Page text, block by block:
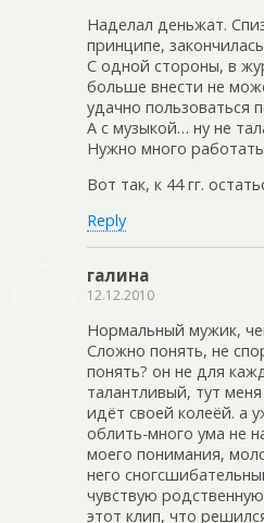
Наделал деньжат.
принципе,
С одной стороны, в
больше внести не
удачно пользоваться
А с музыкой… ну не
Нужно много
Вот так, к 44 гг.
Reply
галина
12.12.2010
Нормальный мужик,
Сложно понять, не
понять? он не для
талантливый, тут
идёт своей колеёй. а
облить-много ума не
моего понимания,
него
чувствую
этот клип, что